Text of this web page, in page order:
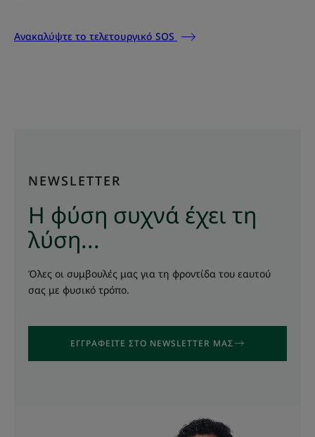
Ανακαλύψτε το τελετουργικό SOS
NEWSLETTER
Η φύση συχνά έχει τη
λύση...
Όλες οι συμβουλές μας για τη φροντίδα του εαυτού
σας με φυσικό τρόπο.
ΕΓΓΡΑΦΕΙΤΕ ΣΤΟ NEWSLETTER ΜΑΣ